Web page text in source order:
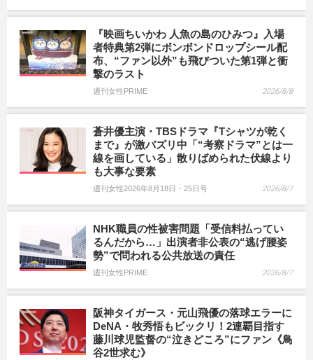
『映画ちいかわ 人魚の島のひみつ』入場
者特典第2弾にボンボンドロップシール配
布、“ファン以外”も飛びついた第1弾と衝
撃のラスト
週刊女性PRIME 2026/8/8
蒼井優主演・TBSドラマ『Tシャツが乾く
まで』が激バズリ中「“考察ドラマ”とは一
線を画している」散りばめられた伏線より
も大事な要素
週刊女性2026年8月18日・25日号 2026/8/7
NHK職員の性被害問題「受信料払ってい
るんだから…」出演者非公表の“逃げ腰姿
勢”で問われる公共放送の責任
週刊女性PRIME 2026/8/7
阪神タイガース・元山飛優の落球エラーに
DeNA・牧秀悟もビックリ！2連覇目指す
藤川球児監督の“泣きどころ”にファン《鳥
谷2世求む》